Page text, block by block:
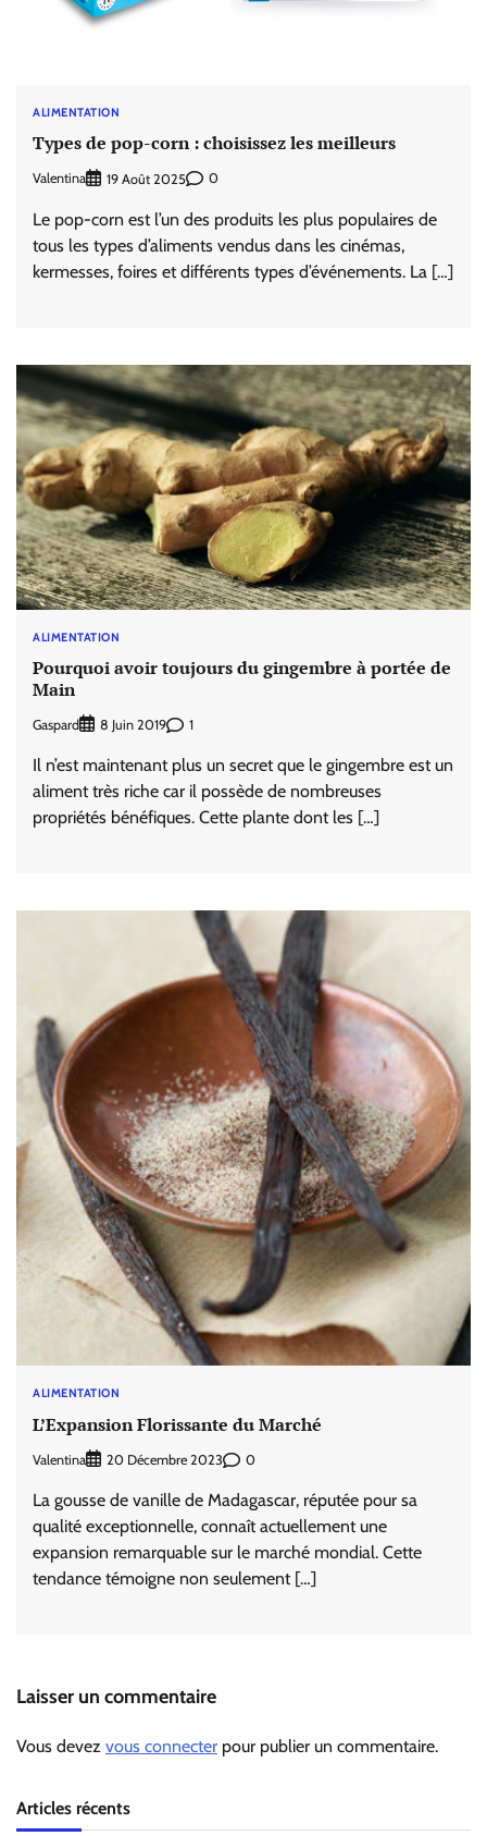
ALIMENTATION
Types de pop-corn : choisissez les meilleurs
Valentina 19 Août 2025 0
Le pop-corn est l’un des produits les plus populaires de
tous les types d’aliments vendus dans les cinémas,
kermesses, foires et différents types d’événements. La […]
ALIMENTATION
Pourquoi avoir toujours du gingembre à portée de
Main
Gaspard 8 Juin 2019 1
Il n’est maintenant plus un secret que le gingembre est un
aliment très riche car il possède de nombreuses
propriétés bénéfiques. Cette plante dont les […]
ALIMENTATION
L’Expansion Florissante du Marché
Valentina 20 Décembre 2023 0
La gousse de vanille de Madagascar, réputée pour sa
qualité exceptionnelle, connaît actuellement une
expansion remarquable sur le marché mondial. Cette
tendance témoigne non seulement […]
Laisser un commentaire
Vous devez vous connecter pour publier un commentaire.
Articles récents